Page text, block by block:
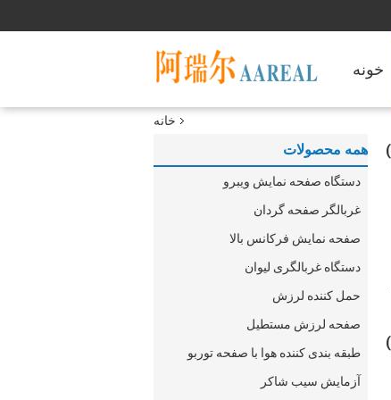
خونه
خانه
همه محصولات
دستگاه صفحه نمایش ویبرو
غربالگر صفحه گردان
صفحه نمایش فرکانس بالا
دستگاه غربالگری لیوان
حمل کننده لرزش
صفحه لرزش مستطیل
طبقه بندی کننده هوا با صفحه توربو
آزمایش سیب شاکر